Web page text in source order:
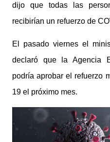
dijo que todas las
recibirían un refuerzo de
El pasado viernes el
declaró que la Agencia
podría aprobar el refuerzo
19 el próximo mes.